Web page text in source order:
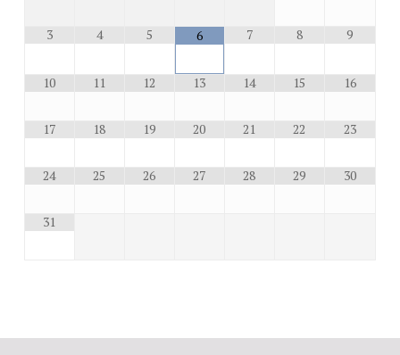
3 4 5 6 7 8 9
10 11 12 13 14 15 16
17 18 19 20 21 22 23
24 25 26 27 28 29 30
31